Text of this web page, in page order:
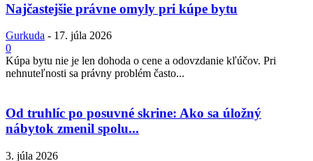
Najčastejšie právne omyly pri kúpe bytu
Gurkuda - 17. júla 2026
0
Kúpa bytu nie je len dohoda o cene a odovzdanie kľúčov. Pri
nehnuteľnosti sa právny problém často...
Od truhlíc po posuvné skrine: Ako sa úložný
nábytok zmenil spolu...
3. júla 2026